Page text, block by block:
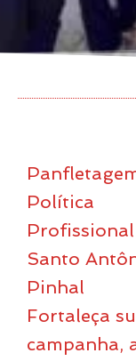
Política
Profissional
Santo
Pinhal
Fortaleça
campanha,